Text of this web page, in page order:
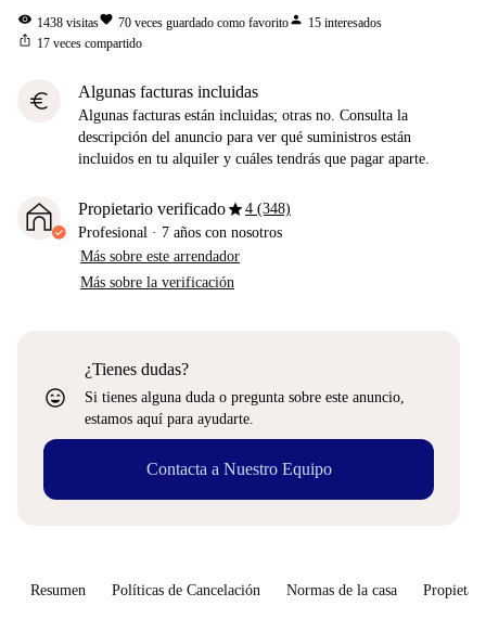
visibility 1438 visitasfavorite 70 veces guardado como favoritoperson 15 interesados
ios_share 17 veces compartido
euro Algunas facturas incluidas
Algunas facturas están incluidas; otras no. Consulta la
descripción del anuncio para ver qué suministros están
incluidos en tu alquiler y cuáles tendrás que pagar aparte.
Propietario verificadostar4 (348)
Profesional · 7 años con nosotros
Más sobre este arrendador
Más sobre la verificación
sentiment_very_satisfied
¿Tienes dudas?
Si tienes alguna duda o pregunta sobre este anuncio,
estamos aquí para ayudarte.
Contacta a Nuestro Equipo
Resumen Políticas de Cancelación Normas de la casa